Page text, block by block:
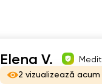
Elena V.
2 vizualizează acum